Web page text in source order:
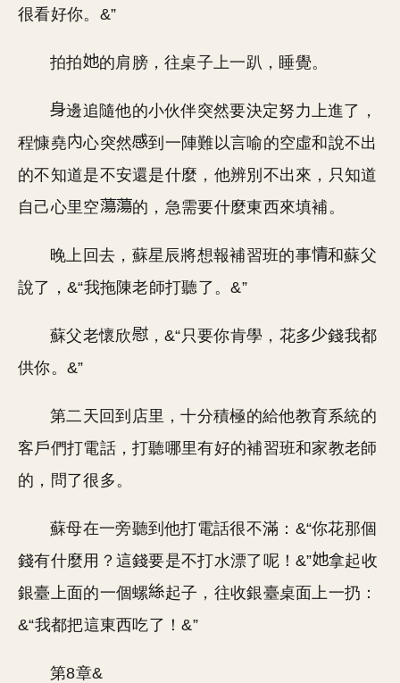
很看好你。&”
拍拍 的肩膀，往桌子上一趴，睡覺。
邊追隨他的小伙伴突然要決定努力上進了，
程慷堯
心突然
到一陣難以言喻的空虛和說不出
的不知道是不安還是什麼，他辨別不出來，只知道
自己心里空
的，急需要什麼東西來填補。
晚上回去，蘇星辰將想報補習班的事
和蘇父
說了，&“我拖陳老師打聽了。&”
蘇父老懷欣 ，&“只要你肯學，花多
錢我都
供你。&”
第二天回到店里，十分積極的給他教育系統的
客戶們打電話，打聽哪里有好的補習班和家教老師
的，問了很多。
蘇母在一旁聽到他打電話很不滿：&“你花那個
錢有什麼用？這錢要是不打水漂了呢！&”
拿起收
銀臺上面的一個螺
起子，往收銀臺桌面上一扔：
&“我都把這東西吃了！&”
第8章&